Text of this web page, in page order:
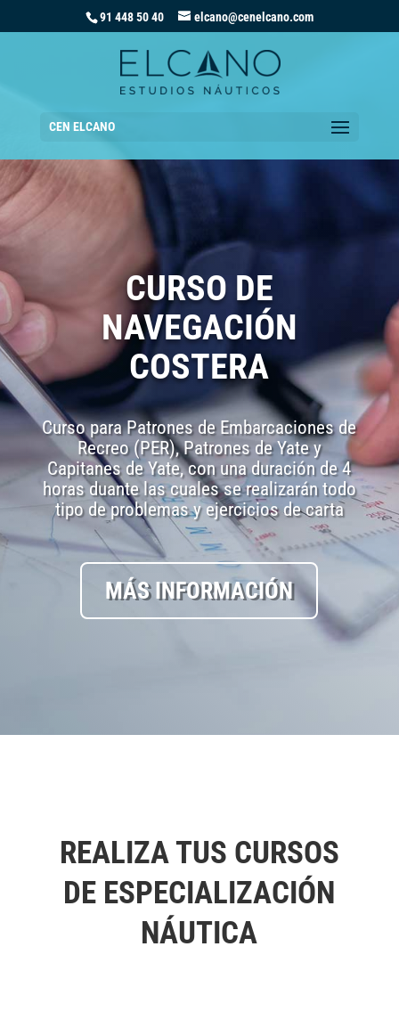
91 448 50 40 elcano@cenelcano.com
CEN ELCANO
CURSO DE
NAVEGACIÓN
COSTERA
Curso para Patrones de Embarcaciones de
Recreo (PER), Patrones de Yate y
Capitanes de Yate, con una duración de 4
horas duante las cuales se realizarán todo
tipo de problemas y ejercicios de carta
MÁS INFORMACIÓN
REALIZA TUS CURSOS
DE ESPECIALIZACIÓN
NÁUTICA